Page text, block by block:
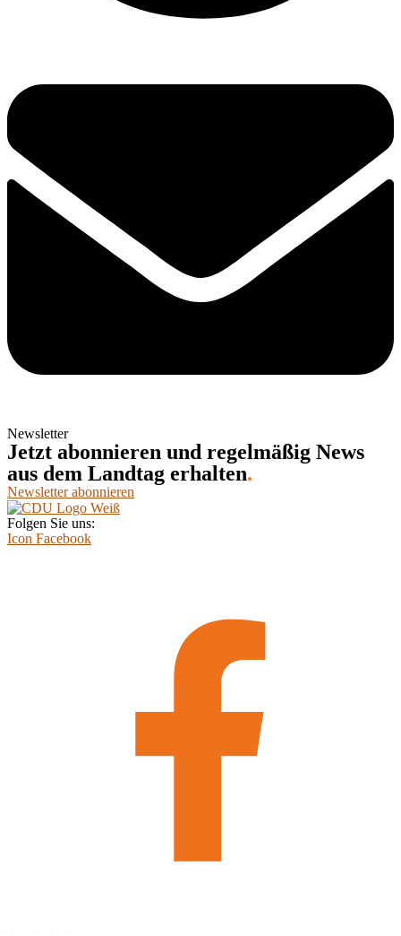
Newsletter
Jetzt abonnieren und regelmäßig News
aus dem Landtag erhalten.
Newsletter abonnieren
Folgen Sie uns:
Icon Facebook